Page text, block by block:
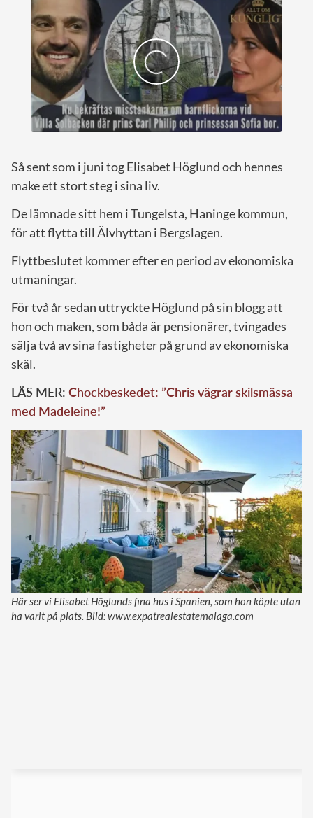
Så sent som i juni tog Elisabet Höglund och hennes
make ett stort steg i sina liv.
De lämnade sitt hem i Tungelsta, Haninge kommun,
för att flytta till Älvhyttan i Bergslagen.
Flyttbeslutet kommer efter en period av ekonomiska
utmaningar.
För två år sedan uttryckte Höglund på sin blogg att
hon och maken, som båda är pensionärer, tvingades
sälja två av sina fastigheter på grund av ekonomiska
skäl.
LÄS MER: Chockbeskedet: ”Chris vägrar skilsmässa
med Madeleine!”
Här ser vi Elisabet Höglunds fina hus i Spanien, som hon köpte utan
ha varit på plats. Bild: www.expatrealestatemalaga.com